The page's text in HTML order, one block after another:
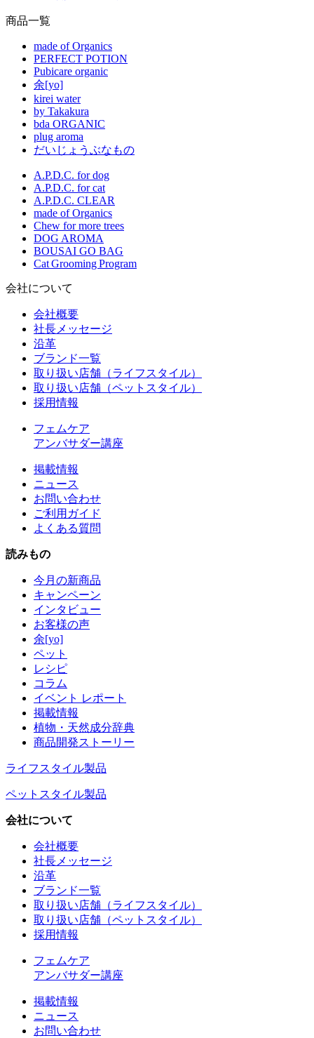
商品一覧
made of Organics
PERFECT POTION
Pubicare organic
余[yo]
kirei water
by Takakura
bda ORGANIC
plug aroma
だいじょうぶなもの
A.P.D.C. for dog
A.P.D.C. for cat
A.P.D.C. CLEAR
made of Organics
Chew for more trees
DOG AROMA
BOUSAI GO BAG
Cat Grooming Program
会社について
会社概要
社長メッセージ
沿革
ブランド一覧
取り扱い店舗（ライフスタイル）
取り扱い店舗（ペットスタイル）
採用情報
フェムケア
アンバサダー講座
掲載情報
ニュース
お問い合わせ
ご利用ガイド
よくある質問
読みもの
今月の新商品
キャンペーン
インタビュー
お客様の声
余[yo]
ペット
レシピ
コラム
イベント レポート
掲載情報
植物・天然成分辞典
商品開発ストーリー
ライフスタイル製品
ペットスタイル製品
会社について
会社概要
社長メッセージ
沿革
ブランド一覧
取り扱い店舗（ライフスタイル）
取り扱い店舗（ペットスタイル）
採用情報
フェムケア
アンバサダー講座
掲載情報
ニュース
お問い合わせ